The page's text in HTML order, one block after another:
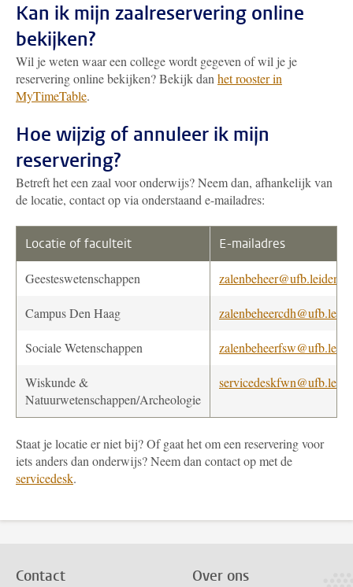
Kan ik mijn zaalreservering online
bekijken?
Wil je weten waar een college wordt gegeven of wil je je
reservering online bekijken? Bekijk dan het rooster in
MyTimeTable.
Hoe wijzig of annuleer ik mijn
reservering?
Betreft het een zaal voor onderwijs? Neem dan, afhankelijk van
de locatie, contact op via onderstaand e-mailadres:
Locatie of faculteit E-mailadres
Geesteswetenschappen
Campus Den Haag
Sociale Wetenschappen
Wiskunde &
Natuurwetenschappen/Archeologie
Staat je locatie er niet bij? Of gaat het om een reservering voor
iets anders dan onderwijs? Neem dan contact op met de
servicedesk.
Contact Over ons